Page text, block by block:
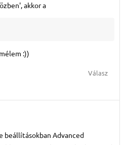
akkor a
:))
Válasz
beállításokban Advanced